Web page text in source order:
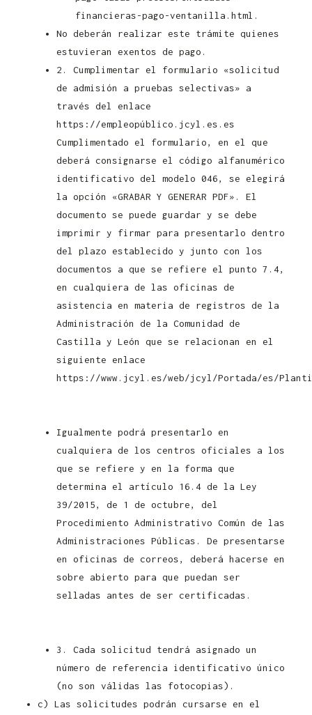
financieras-pago-ventanilla.html.
No deberán realizar este trámite quienes
estuvieran exentos de pago.
2. Cumplimentar el formulario «solicitud
de admisión a pruebas selectivas» a
través del enlace
https://empleopúblico.jcyl.es.es
Cumplimentado el formulario, en el que
deberá consignarse el código alfanumérico
identificativo del modelo 046, se elegirá
la opción «GRABAR Y GENERAR PDF». El
documento se puede guardar y se debe
imprimir y firmar para presentarlo dentro
del plazo establecido y junto con los
documentos a que se refiere el punto 7.4,
en cualquiera de las oficinas de
asistencia en materia de registros de la
Administración de la Comunidad de
Castilla y León que se relacionan en el
siguiente enlace
https://www.jcyl.es/web/jcyl/Portada/es/
Igualmente podrá presentarlo en
cualquiera de los centros oficiales a los
que se refiere y en la forma que
determina el artículo 16.4 de la Ley
39/2015, de 1 de octubre, del
Procedimiento Administrativo Común de las
Administraciones Públicas. De presentarse
en oficinas de correos, deberá hacerse en
sobre abierto para que puedan ser
selladas antes de ser certificadas.
3. Cada solicitud tendrá asignado un
número de referencia identificativo único
(no son válidas las fotocopias).
c) Las solicitudes podrán cursarse en el